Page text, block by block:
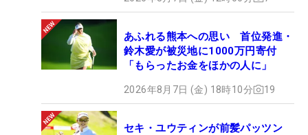
あふれる熊本への思い 首位発進・
鈴木愛が被災地に1000万円寄付
「もらったお金をほかの人に」
2026年8月7日 (金) 18時10分 19
セキ・ユウティンが前髪パッツン